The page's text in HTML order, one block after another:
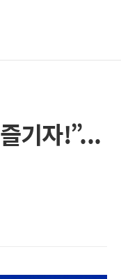
기자!”...